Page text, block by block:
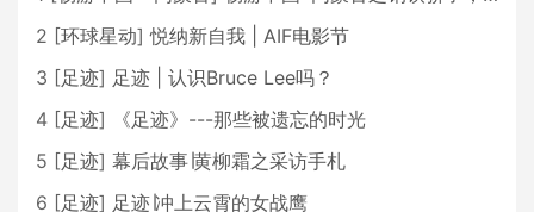
2 [环球星动] 悦纳新自我 | AIF电影节
3 [足迹] 足迹 | 认识Bruce Lee吗？
4 [足迹]
《足迹》---那些被遗忘的时光
5 [足迹] 幕后故事∣黄柳霜之采访手札
6 [足迹] 足迹∣冲上云霄的女战鹰